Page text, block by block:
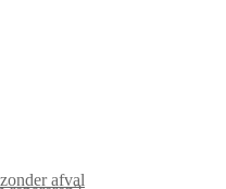
afval